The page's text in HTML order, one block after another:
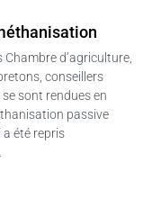
d’agriculture,
conseillers
sont rendues en
passive
été repris